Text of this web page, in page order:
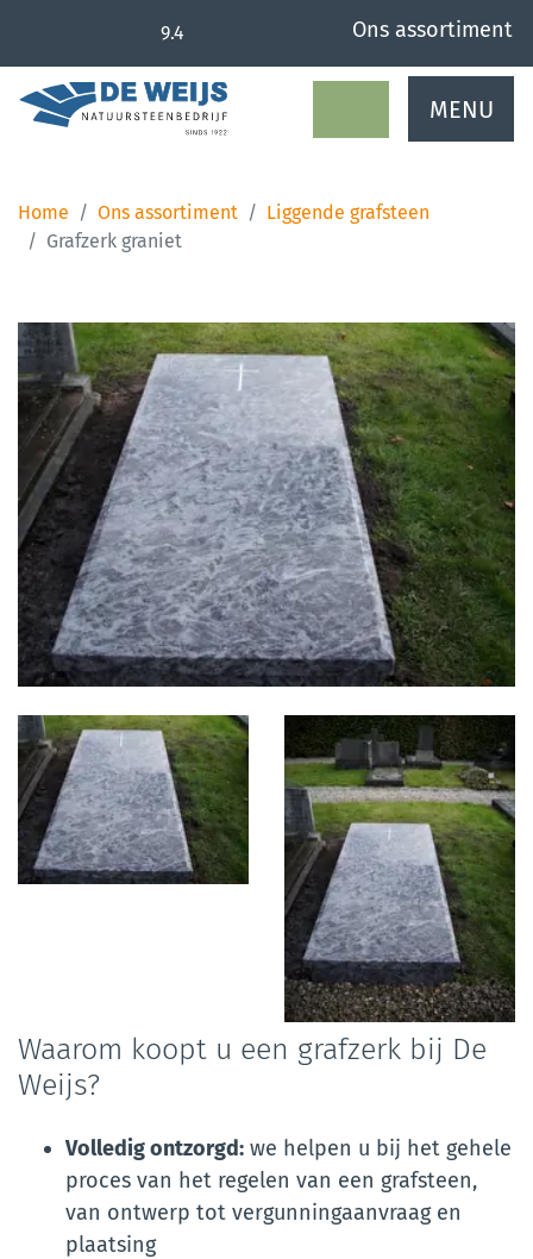
9.4 Ons assortiment
MENU
Home Ons assortiment
Liggende grafsteen
Grafzerk graniet
Foto
album
overslaan
Waarom koopt u een grafzerk bij De
Weijs?
Volledig ontzorgd: we helpen u bij het gehele
proces van het regelen van een grafsteen,
van ontwerp tot vergunningaanvraag en
plaatsing